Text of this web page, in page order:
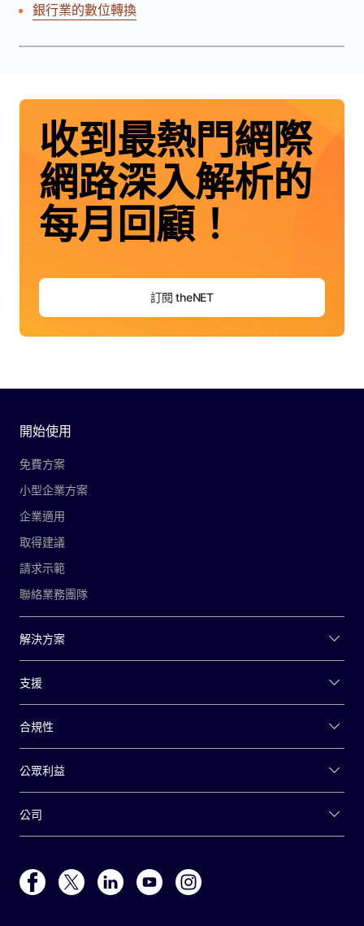
銀行業的數位轉換
收到最熱門網際
網路深入解析的
每月回顧！
訂閱 theNET
開始使用
免費方案
小型企業方案
企業適用
取得建議
請求示範
聯絡業務團隊
解決方案
支援
合規性
公眾利益
公司